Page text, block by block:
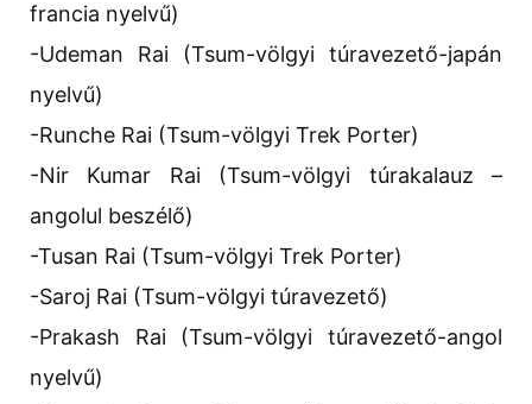
francia nyelvű)
-Udeman Rai (Tsum-völgyi túravezető-japán
nyelvű)
-Runche Rai (Tsum-völgyi Trek Porter)
-Nir Kumar Rai (Tsum-völgyi túrakalauz –
angolul beszélő)
-Tusan Rai (Tsum-völgyi Trek Porter)
-Saroj Rai (Tsum-völgyi túravezető)
-Prakash Rai (Tsum-völgyi túravezető-angol
nyelvű)